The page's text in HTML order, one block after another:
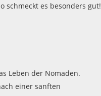
schmeckt es besonders gut!
Leben der Nomaden.
einer sanften